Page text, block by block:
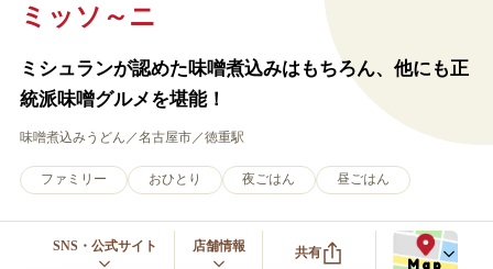
ミッソ～ニ
ミシュランが認めた味噌煮込みはもちろん、他にも正
統派味噌グルメを堪能！
味噌煮込みうどん 名古屋市 徳重駅
ファミリー おひとり 夜ごはん 昼ごはん
SNS・公式サイト 店舗情報 共有
Map